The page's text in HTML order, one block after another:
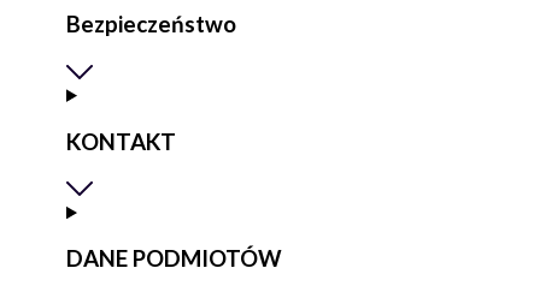
Bezpieczeństwo
KONTAKT
DANE PODMIOTÓW